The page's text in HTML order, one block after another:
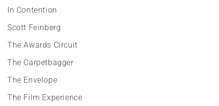
In Contention
Scott Feinberg
The Awards Circuit
The Carpetbagger
The Envelope
The Film Experience